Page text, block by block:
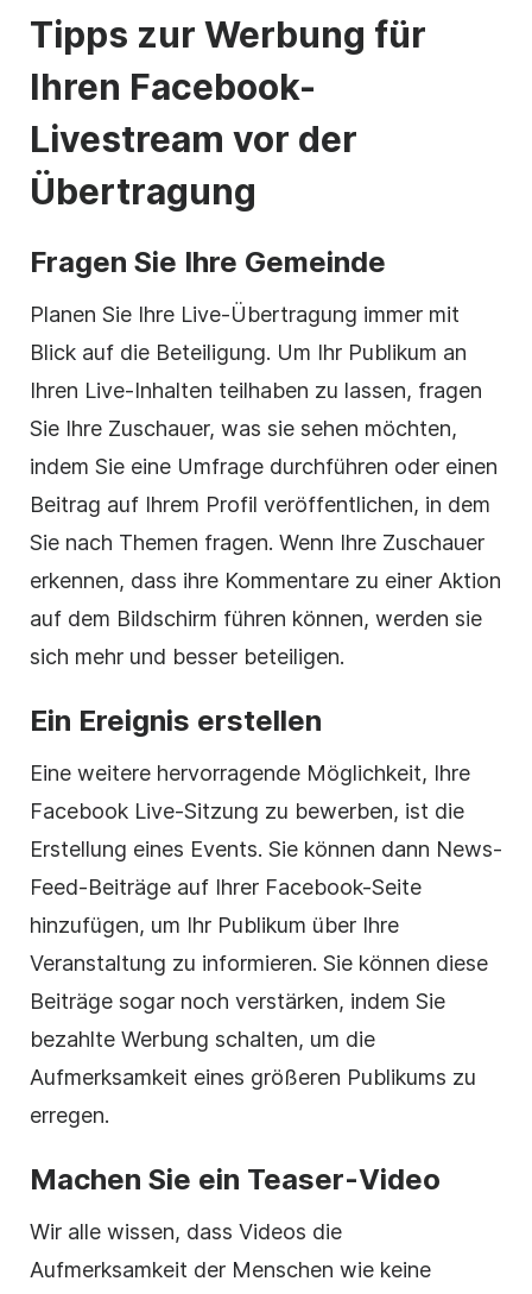
Tipps zur Werbung für
Ihren Facebook-
Livestream vor der
Übertragung
Fragen Sie Ihre Gemeinde
Planen Sie Ihre Live-Übertragung immer mit
Blick auf die Beteiligung. Um Ihr Publikum an
Ihren Live-Inhalten teilhaben zu lassen, fragen
Sie Ihre Zuschauer, was sie sehen möchten,
indem Sie eine Umfrage durchführen oder einen
Beitrag auf Ihrem Profil veröffentlichen, in dem
Sie nach Themen fragen. Wenn Ihre Zuschauer
erkennen, dass ihre Kommentare zu einer Aktion
auf dem Bildschirm führen können, werden sie
sich mehr und besser beteiligen.
Ein Ereignis erstellen
Eine weitere hervorragende Möglichkeit, Ihre
Facebook Live-Sitzung zu bewerben, ist die
Erstellung eines Events. Sie können dann News-
Feed-Beiträge auf Ihrer Facebook-Seite
hinzufügen, um Ihr Publikum über Ihre
Veranstaltung zu informieren. Sie können diese
Beiträge sogar noch verstärken, indem Sie
bezahlte Werbung schalten, um die
Aufmerksamkeit eines größeren Publikums zu
erregen.
Machen Sie ein Teaser-Video
Wir alle wissen, dass Videos die
Aufmerksamkeit der Menschen wie keine